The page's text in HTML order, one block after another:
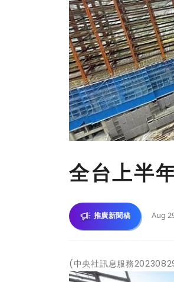
全台上半
推廣新聞稿 Aug
(中央社訊息服務